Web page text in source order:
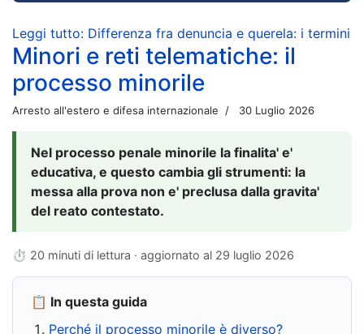
Leggi tutto: Differenza fra denuncia e querela: i termini
Minori e reti telematiche: il
processo minorile
Arresto all'estero e difesa internazionale 30 Luglio 2026
Nel processo penale minorile la finalita' e'
educativa, e questo cambia gli strumenti: la
messa alla prova non e' preclusa dalla gravita'
del reato contestato.
⏱ 20 minuti di lettura · aggiornato al 29 luglio 2026
📋 In questa guida
Perché il processo minorile è diverso?